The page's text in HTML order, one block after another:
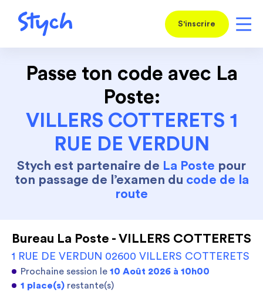
S'inscrire
Passe ton code avec La
Poste:
VILLERS COTTERETS 1
RUE DE VERDUN
Stych est partenaire de La Poste pour
ton passage de l’examen du code de la
route
Bureau La Poste - VILLERS COTTERETS
1 RUE DE VERDUN 02600 VILLERS COTTERETS
Prochaine session le 10 Août 2026 à 10h00
1 place(s) restante(s)